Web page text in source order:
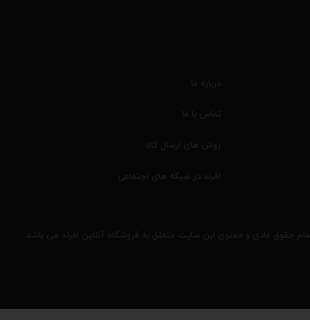
حقوق مادی و معنوی این سایت متعلق به فروشگاه آنلاین افرند می باشد.
درباره ما
تماس با ما
روش های ارسال کالا
افرند در شبکه های اجتماعی